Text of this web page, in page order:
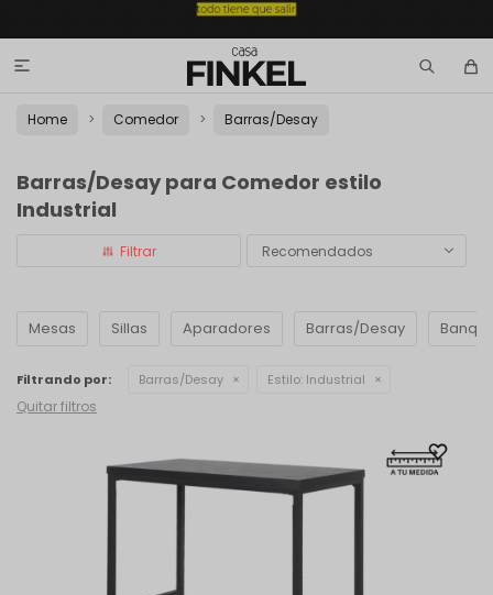

Home Comedor Barras/Desay
Barras/Desay para Comedor estilo
Industrial
Recomendados
Mesas Sillas Aparadores Barras/Desay
Filtrando por: Barras/Desay Estilo: Industrial
Quitar filtros